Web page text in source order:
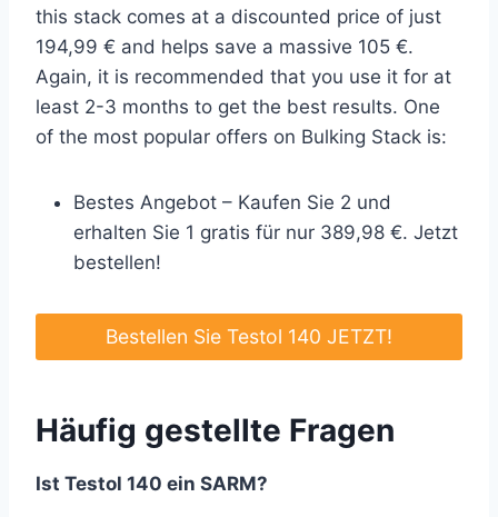
this stack comes at a discounted price of just
194,99 € and helps save a massive 105 €.
Again, it is recommended that you use it for at
least 2-3 months to get the best results. One
of the most popular offers on Bulking Stack is:
Bestes Angebot – Kaufen Sie 2 und
erhalten Sie 1 gratis für nur 389,98 €. Jetzt
bestellen!
Bestellen Sie Testol 140 JETZT!
Häufig gestellte Fragen
Ist Testol 140 ein SARM?